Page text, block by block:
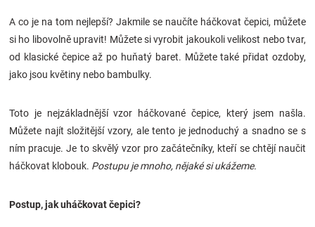
oblečení
Novinky
Značky
Blog
A co je na tom nejlepší? Jakmile se naučíte háčkovat čepici, můžete
si ho libovolně upravit! Můžete si vyrobit jakoukoli velikost nebo tvar,
od klasické čepice až po huňatý baret. Můžete také přidat ozdoby,
jako jsou květiny nebo bambulky.
Toto je nejzákladnější vzor háčkované čepice, který jsem našla.
Můžete najít složitější vzory, ale tento je jednoduchý a snadno se s
ním pracuje. Je to skvělý vzor pro začátečníky, kteří se chtějí naučit
háčkovat klobouk. Postupu je mnoho, nějaké si ukážeme.
Postup, jak uháčkovat čepici?